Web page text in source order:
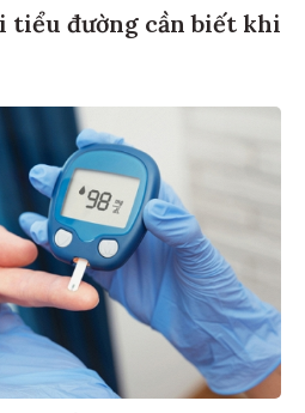
tiểu đường cần biết khi